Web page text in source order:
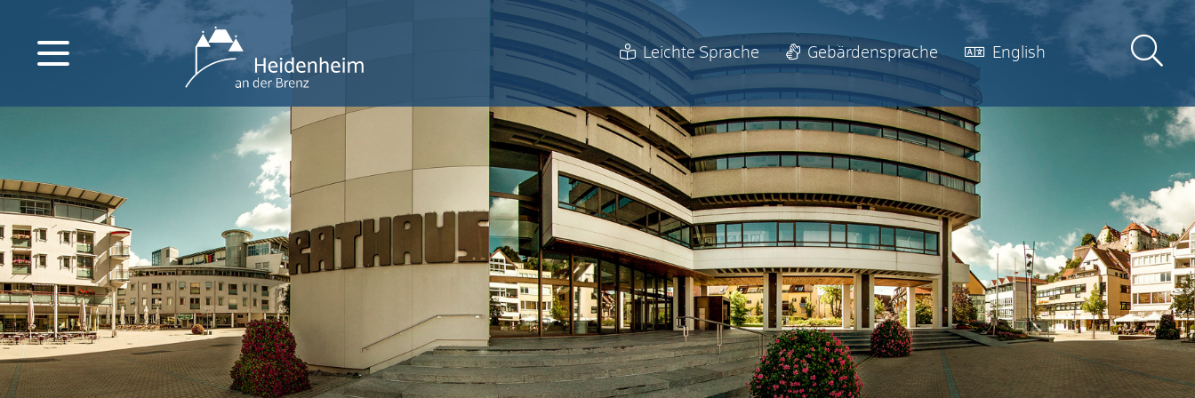
Leichte Sprache Gebärdensprache English